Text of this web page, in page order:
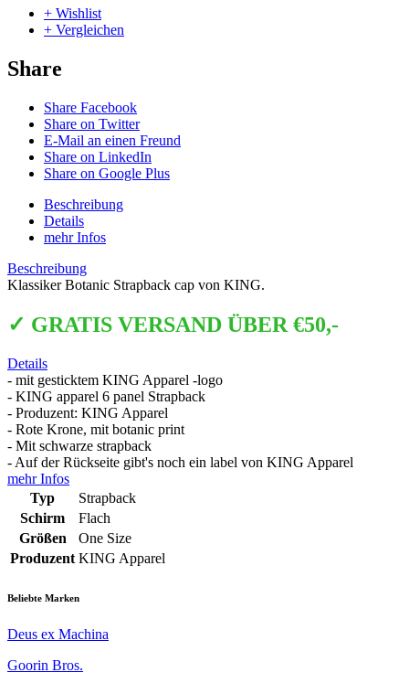
+ Wishlist
+ Vergleichen
Share
Share Facebook
Share on Twitter
E-Mail an einen Freund
Share on LinkedIn
Share on Google Plus
Beschreibung
Details
mehr Infos
Beschreibung
Klassiker Botanic Strapback cap von KING.
✓ GRATIS VERSAND ÜBER €50,-
Details
- mit gesticktem KING Apparel -logo
- KING apparel 6 panel Strapback
- Produzent: KING Apparel
- Rote Krone, mit botanic print
- Mit schwarze strapback
- Auf der Rückseite gibt's noch ein label von KING Apparel
mehr Infos
Typ
Strapback
Schirm
Flach
Größen
One Size
Produzent KING Apparel
Beliebte Marken
Deus ex Machina
Goorin Bros.